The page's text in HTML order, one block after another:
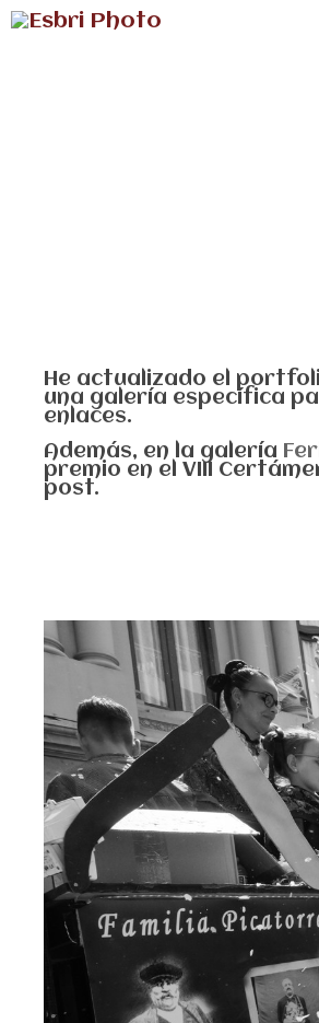
He actualizado el
una galería específica
enlaces.
Además, en la galería
premio en el VIII
post.